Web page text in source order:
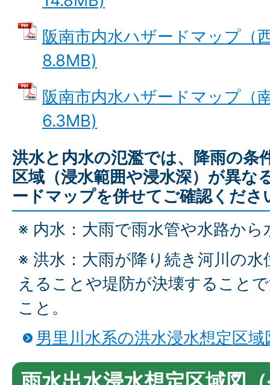
阪南市内水ハザードマップ（
8.8MB)
阪南市内水ハザードマップ（
6.3MB)
洪水と内水の氾濫では、降雨の条
区域（浸水範囲や浸水深）が異な
ードマップを併せてご確認くださ
※ 内水：大雨で雨水管や水路か
※ 洪水：大雨が降り続き河川の
えることや堤防が決壊すること
こと。
男里川水系の洪水浸水想定区